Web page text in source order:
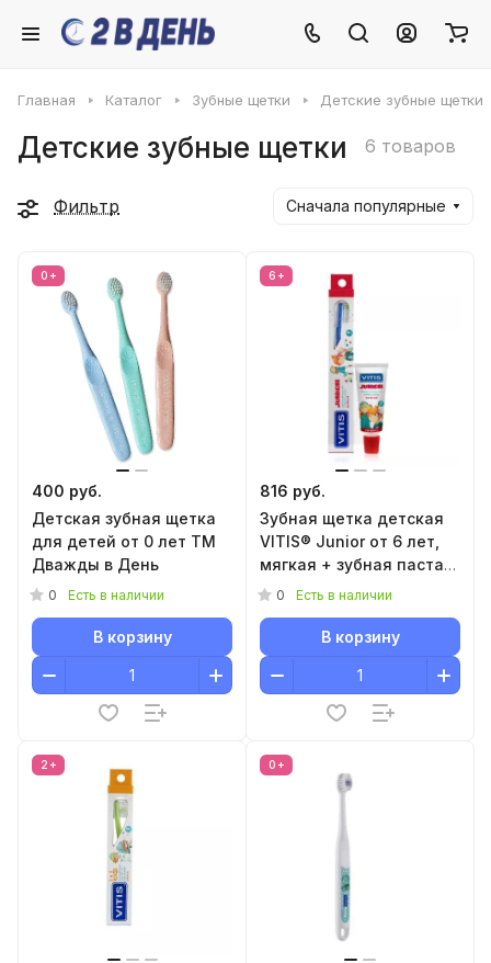
Главная Каталог Зубные щетки Детские зубные щетки
Детские зубные щетки 6 товаров
Фильтр Сначала популярные
0+
400 руб.
Детская зубная щетка
для детей от 0 лет ТМ
Дважды в День
0 Есть в наличии
В корзину
6+
816 руб.
Зубная щетка детская
VITIS® Junior от 6 лет,
мягкая + зубная паста
VITIS® Junior 15мл
0 Есть в наличии
В корзину
2+ 0+